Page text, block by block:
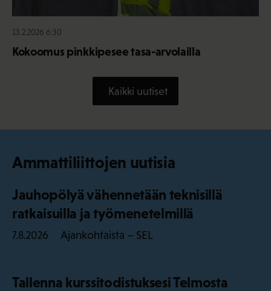
13.2.2026 6:30
Kokoomus pinkkipesee tasa-arvolailla
Kaikki uutiset
Ammattiliittojen uutisia
Jauhopölyä vähennetään teknisillä
ratkaisuilla ja työmenetelmillä
7.8.2026 Ajankohtaista – SEL
Tallenna kurssitodistuksesi Telmosta